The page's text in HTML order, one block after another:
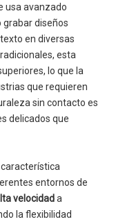
usa avanzado
grabar diseños
en diversas
esta
lo que la
que requieren
sin contacto es
delicados que
característica
entornos de
velocidada
la flexibilidad